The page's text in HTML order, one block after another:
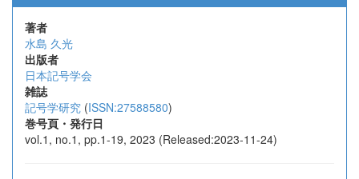
著者
水島 久光
出版者
日本記号学会
雑誌
記号学研究 (ISSN:27588580)
巻号頁・発行日
vol.1, no.1, pp.1-19, 2023 (Released:2023-11-24)